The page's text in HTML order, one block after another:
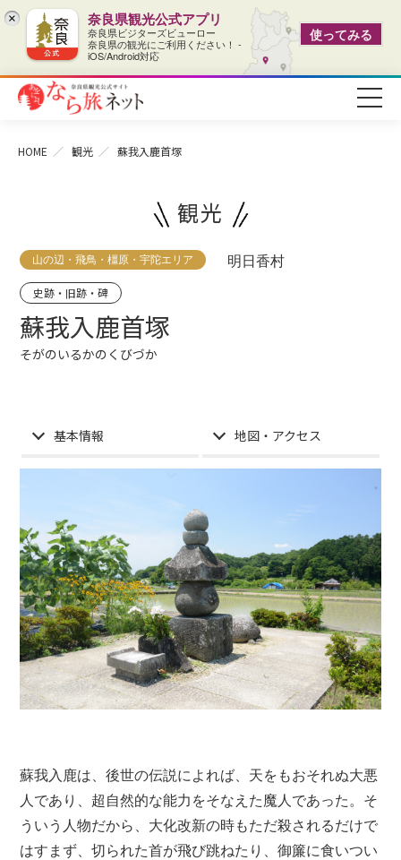
× 奈良県観光公式アプリ
奈良県ビジターズビューロー
奈良県の観光にご利用ください！ -
iOS/Android対応
使ってみる
HOME 観光 蘇我入鹿首塚
観光
山の辺・飛鳥・橿原・宇陀エリア 明日香村
史跡・旧跡・碑
蘇我入鹿首塚
そがのいるかのくびづか
基本情報 地図・アクセス
蘇我入鹿は、後世の伝説によれば、天をもおそれぬ大悪
人であり、超自然的な能力をそなえた魔人であった。そ
ういう人物だから、大化改新の時もただ殺されるだけで
はすまず、切られた首が飛び跳ねたり、御簾に食いつい